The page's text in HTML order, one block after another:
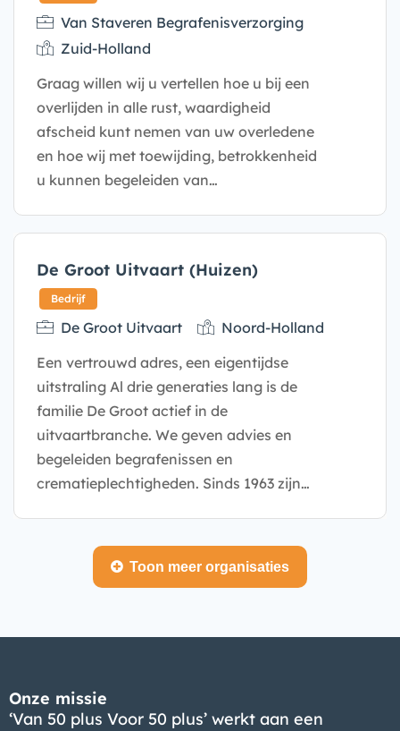
Bedrijf
Van Staveren Begrafenisverzorging
Zuid-Holland
Graag willen wij u vertellen hoe u bij een
overlijden in alle rust, waardigheid
afscheid kunt nemen van uw overledene
en hoe wij met toewijding, betrokkenheid
u kunnen begeleiden van…
De Groot Uitvaart (Huizen)
De Groot Uitvaart
Noord-Holland
Een vertrouwd adres, een eigentijdse
uitstraling Al drie generaties lang is de
familie De Groot actief in de
uitvaartbranche. We geven advies en
begeleiden begrafenissen en
crematieplechtigheden. Sinds 1963 zijn…
Toon meer organisaties
Onze missie
‘Van 50 plus Voor 50 plus’ werkt aan een